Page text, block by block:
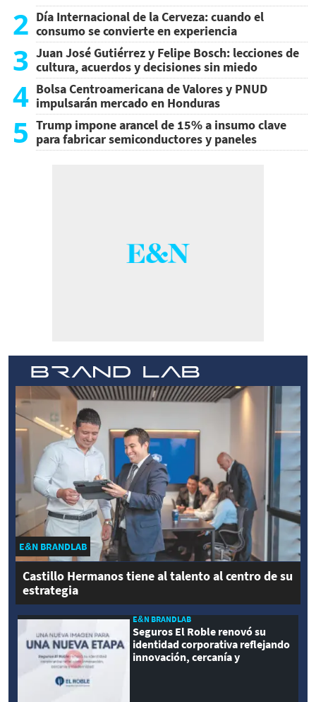
2 Día Internacional de la Cerveza: cuando el
consumo se convierte en experiencia
3 Juan José Gutiérrez y Felipe Bosch: lecciones de
cultura, acuerdos y decisiones sin miedo
4 Bolsa Centroamericana de Valores y PNUD
impulsarán mercado en Honduras
5 Trump impone arancel de 15% a insumo clave
para fabricar semiconductores y paneles
E&N BRANDLAB
Castillo Hermanos tiene al talento al centro de su
estrategia
E&N BRANDLAB
Seguros El Roble renovó su
identidad corporativa reflejando
innovación, cercanía y